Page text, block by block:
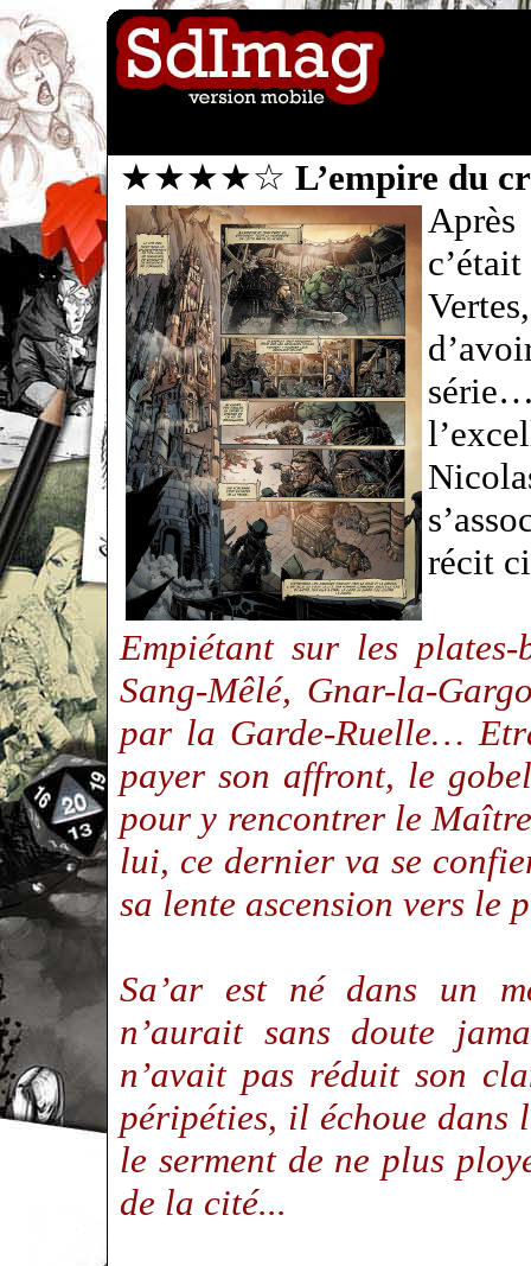
★★★★☆ L’empire du
récit
Empiétant sur les
Sang-Mêlé, Gnar-la-
par la Garde-Ruelle…
payer son affront, le
pour y rencontrer le
lui, ce dernier va se
sa lente ascension vers le
Sa’ar est né dans un
n’aurait sans doute
n’avait pas réduit son
péripéties, il échoue
le serment de ne plus
de la cité...